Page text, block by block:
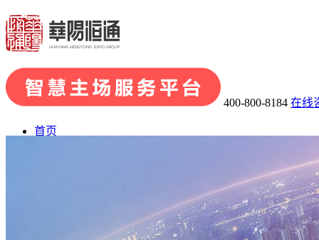
400-800-8184 在线
首页
· 企业文化
· 会展品牌策划· 会展组织及承办 · 主场运营管理· 场馆运